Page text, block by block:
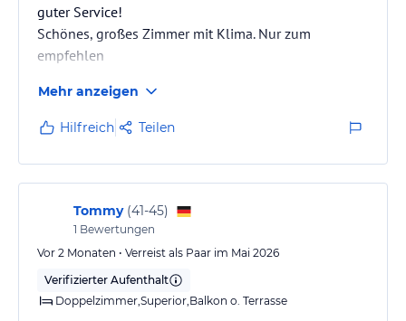
guter Service!
Schönes, großes Zimmer mit Klima. Nur zum
empfehlen
Mehr anzeigen
Hilfreich Teilen
Tommy (41-45)
1 Bewertungen
Vor 2 Monaten • Verreist als Paar im Mai 2026
Verifizierter Aufenthalt
Doppelzimmer,Superior,Balkon o. Terrasse